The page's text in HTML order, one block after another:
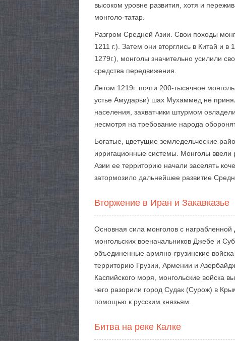
высоком уровне развития, хотя и
монголо-татар.
Разгром Средней Азии. Свои походы
1211 г.). Затем они вторглись в Китай и
1279г.), монголы значительно усилили
средства передвижения.
Летом 1219г. почти 200-тысячное
устье Амударьи) шах Мухаммед не
населения, захватчики штурмом
несмотря на требование народа
Богатые, цветущие земледельческие
ирригационные системы. Монголы ввели
Азии ее территорию начали заселять
затормозило дальнейшее развитие
Вторжение в Иран и Закавказье
Основная сила монголов с
монгольских военачальников Джебе и
объединенные армяно-грузинские
территорию Грузии, Армении и
Каспийского моря, монгольские войска
чего разорили город Судак (Сурож) в
помощью к русским князьям.
Битва на реке Калке